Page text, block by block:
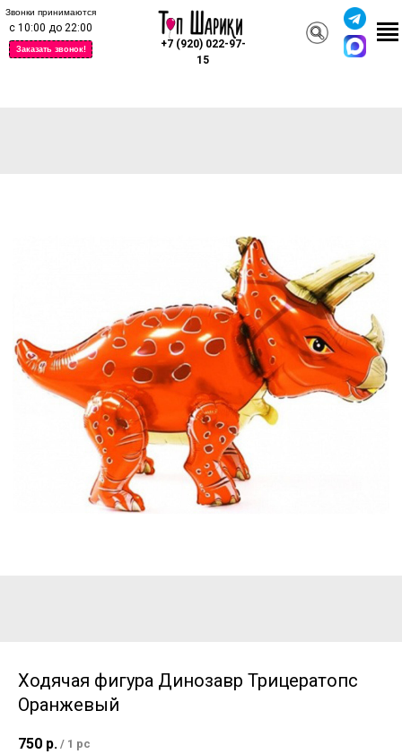
+7 (920) 022-97-
15
Заказать звонок!
Звонки принимаются
с 10:00 до 22:00
Ходячая фигура Динозавр Трицератопс
Оранжевый
750 р. / 1 pc